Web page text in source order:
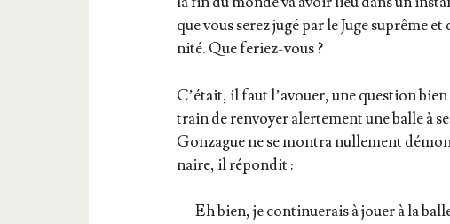
que vous serez jugé par le Juge suprême
ni­té. Que feriez-vous ?
C’é­tait, il faut l’a­vouer, une ques­tion
train de ren­voyer aler­te­ment une balle à
Gon­zague ne se mon­tra nul­le­ment
naire, il répondit :
— Eh bien, je conti­nue­rais à jouer à la